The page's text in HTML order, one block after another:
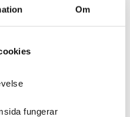
Om
fungerar